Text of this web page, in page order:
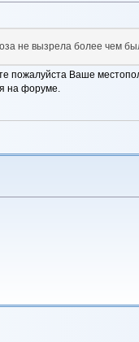
не вызрела более чем
пожалуйста Ваше
на форуме.